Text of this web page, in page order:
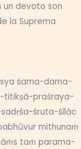
un devoto son
la Suprema
śama-dama-
titikṣā-praśraya-
śruta-śīlāc
mithunaṁ
taṁ parama-